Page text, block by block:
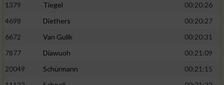
1379
Tiegel
00:20:26
4698
Diethers
00:20:27
6672
Van Gulik
00:20:31
7877
Diawuoh
00:21:09
20049
Schürmann
00:21:15